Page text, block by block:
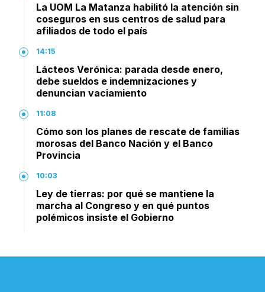
La UOM La Matanza habilitó la atención sin
coseguros en sus centros de salud para
afiliados de todo el país
14:15
Lácteos Verónica: parada desde enero,
debe sueldos e indemnizaciones y
denuncian vaciamiento
11:08
Cómo son los planes de rescate de familias
morosas del Banco Nación y el Banco
Provincia
10:03
Ley de tierras: por qué se mantiene la
marcha al Congreso y en qué puntos
polémicos insiste el Gobierno